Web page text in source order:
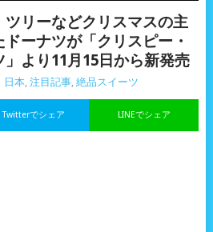
リーなどクリスマスの主
ーナツが「クリスピー・
より11月15日から新発売
日本, 注目記事, 絶品スイーツ
LINEでシェア
Twitterでシェア